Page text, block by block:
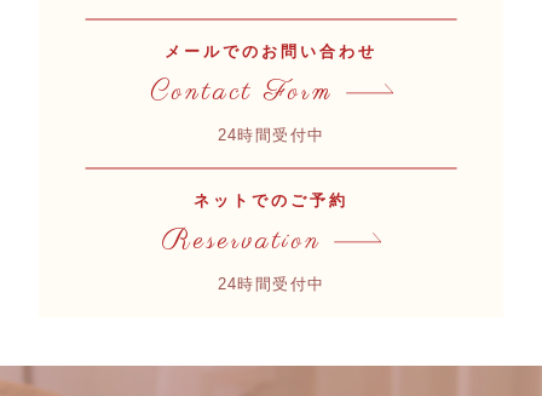
メールでのお問い合わせ
Contact Form
24時間受付中
ネットでのご予約
Reservation
24時間受付中